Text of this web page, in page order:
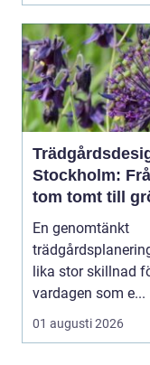
Stockholm:
tom tomt till
oas
En genomtänkt
lika stor skillnad
vardagen som e...
01 augusti 2026